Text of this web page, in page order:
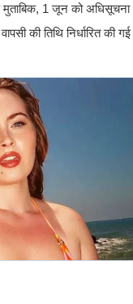
के मुताबिक, 1 जून को
की तिथि निर्धारित की गई